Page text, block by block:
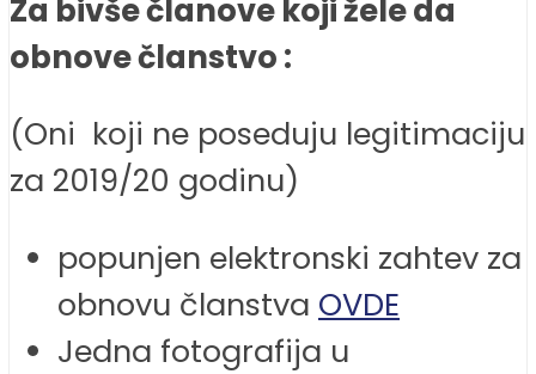
Za bivše članove koji žele da
obnove članstvo :
(Oni koji ne poseduju legitimaciju
za 2019/20 godinu)
popunjen elektronski zahtev za
obnovu članstva OVDE
Jedna fotografija u